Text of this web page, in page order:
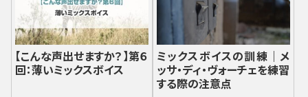
【こんな声出せますか？】第６
回：薄いミックスボイス
ミックスボイスの訓練｜メ
ッサ・ディ・ヴォーチェを練習
する際の注意点